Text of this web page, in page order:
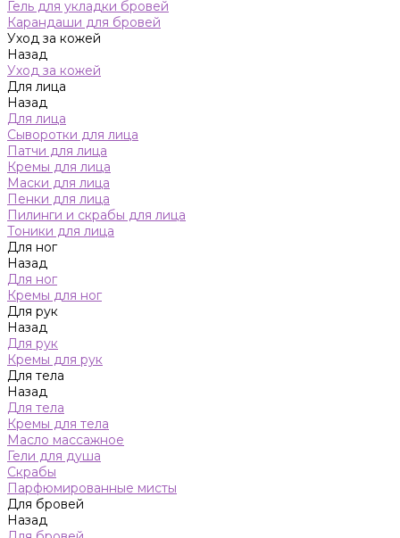
Гель для укладки бровей
Карандаши для бровей
Уход за кожей
Назад
Уход за кожей
Для лица
Назад
Для лица
Сыворотки для лица
Патчи для лица
Кремы для лица
Маски для лица
Пенки для лица
Пилинги и скрабы для лица
Тоники для лица
Для ног
Назад
Для ног
Кремы для ног
Для рук
Назад
Для рук
Кремы для рук
Для тела
Назад
Для тела
Кремы для тела
Масло массажное
Гели для душа
Скрабы
Парфюмированные мисты
Для бровей
Назад